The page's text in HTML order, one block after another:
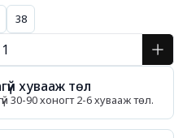
38
хувааж төл
30-90 хоногт 2-6 хувааж төл.